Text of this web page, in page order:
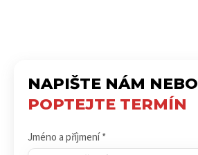
NAPIŠTE NÁM NEBO
POPTEJTE TERMÍN
Jméno a příjmení *